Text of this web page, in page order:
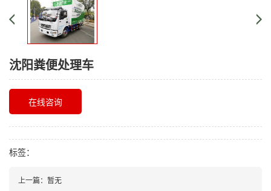
沈阳粪便处理车
在线咨询
标签：
上一篇：暂无